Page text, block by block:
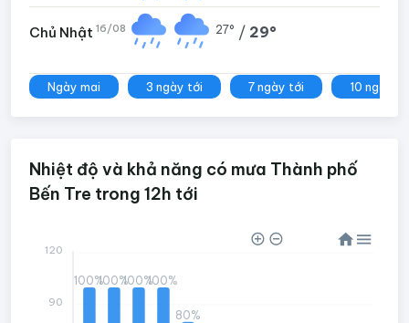
Chủ Nhật 16/08 27° / 29°
Ngày mai 3 ngày tới 7 ngày tới 10 ngày
Nhiệt độ và khả năng có mưa Thành phố
Bến Tre trong 12h tới
100%100%100%100%
80%
120
90